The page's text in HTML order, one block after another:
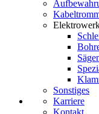
Sonstiges
Karriere